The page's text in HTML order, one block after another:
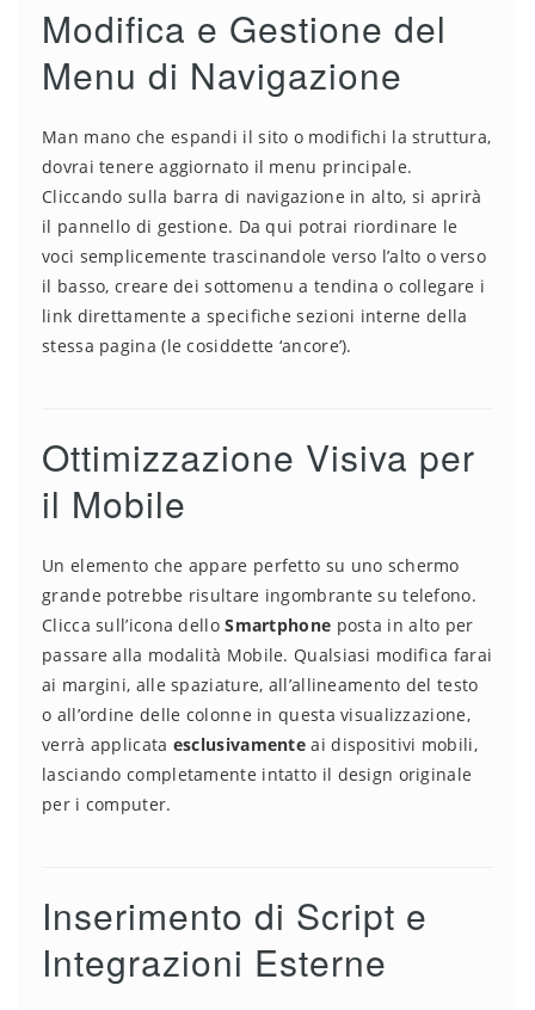
Modifica e Gestione del
Menu di Navigazione
Man mano che espandi il sito o modifichi la struttura,
dovrai tenere aggiornato il menu principale.
Cliccando sulla barra di navigazione in alto, si aprirà
il pannello di gestione. Da qui potrai riordinare le
voci semplicemente trascinandole verso l’alto o verso
il basso, creare dei sottomenu a tendina o collegare i
link direttamente a specifiche sezioni interne della
stessa pagina (le cosiddette ‘ancore’).
Ottimizzazione Visiva per
il Mobile
Un elemento che appare perfetto su uno schermo
grande potrebbe risultare ingombrante su telefono.
Clicca sull’icona delloSmartphone posta in alto per
passare alla modalità Mobile. Qualsiasi modifica farai
ai margini, alle spaziature, all’allineamento del testo
o all’ordine delle colonne in questa visualizzazione,
verrà applicata esclusivamente ai dispositivi mobili,
lasciando completamente intatto il design originale
per i computer.
Inserimento di Script e
Integrazioni Esterne